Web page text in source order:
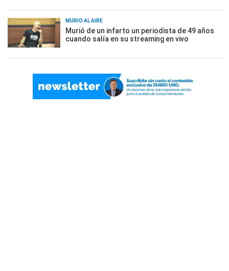
MURIÓ AL AIRE
Murió de un infarto un periodista de 49 años
cuando salía en su streaming en vivo